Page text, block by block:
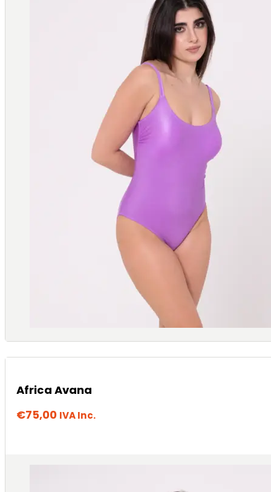
Africa Avana
€75,00 IVA Inc.